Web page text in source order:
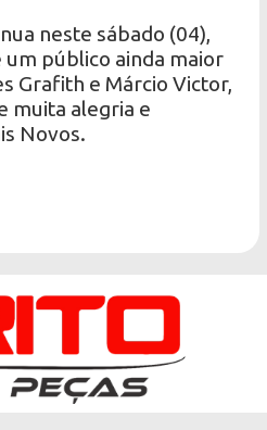
neste sábado (04),
público ainda maior
Grafith e Márcio Victor,
muita alegria e
Novos.